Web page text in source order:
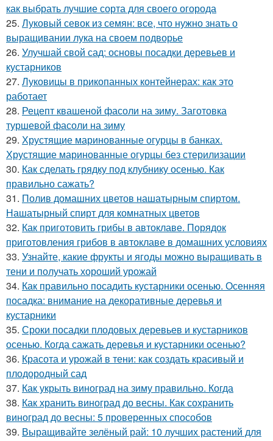
как выбрать лучшие сорта для своего огорода
25. Луковый севок из семян: все, что нужно знать о
выращивании лука на своем подворье
26. Улучшай свой сад: основы посадки деревьев и
кустарников
27. Луковицы в прикопанных контейнерах: как это
работает
28. Рецепт квашеной фасоли на зиму. Заготовка
туршевой фасоли на зиму
29. Хрустящие маринованные огурцы в банках.
Хрустящие маринованные огурцы без стерилизации
30. Как сделать грядку под клубнику осенью. Как
правильно сажать?
31. Полив домашних цветов нашатырным спиртом.
Нашатырный спирт для комнатных цветов
32. Как приготовить грибы в автоклаве. Порядок
приготовления грибов в автоклаве в домашних условиях
33. Узнайте, какие фрукты и ягоды можно выращивать в
тени и получать хороший урожай
34. Как правильно посадить кустарники осенью. Осенняя
посадка: внимание на декоративные деревья и
кустарники
35. Сроки посадки плодовых деревьев и кустарников
осенью. Когда сажать деревья и кустарники осенью?
36. Красота и урожай в тени: как создать красивый и
плодородный сад
37. Как укрыть виноград на зиму правильно. Когда
38. Как хранить виноград до весны. Как сохранить
виноград до весны: 5 проверенных способов
39. Выращивайте зелёный рай: 10 лучших растений для